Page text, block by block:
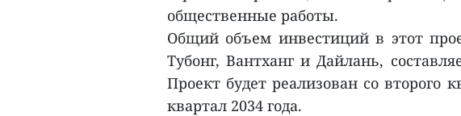
общественные работы.
Общий объем инвестиций в этот
Тубонг, Вантханг и Дайлань,
Проект будет реализован со второго
квартал 2034 года.